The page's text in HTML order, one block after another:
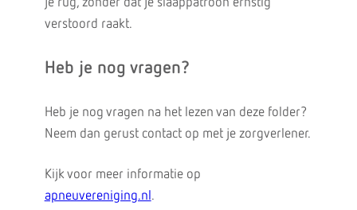
je rug, zonder dat je slaappatroon ernstig
verstoord raakt.
Heb je nog vragen?
Heb je nog vragen na het lezen van deze folder?
Neem dan gerust contact op met je zorgverlener.
Kijk voor meer informatie op
apneuvereniging.nl .